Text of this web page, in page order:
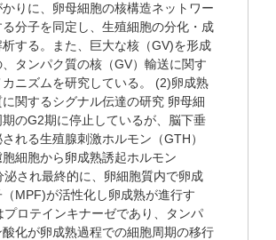
りに、卵母細胞の核構造ネットワー
分子を同定し、生殖細胞の分化・成
する。また、巨大な核（GV)を形成
タンパク質の核（GV）輸送に関す
カニズムを研究している。 (2)卵成熟
関するシグナル伝達の研究 卵母細
期のG2期に停止しているが、脳下垂
れる生殖腺刺激ホルモン（GTH）
細胞から卵成熟誘起ホルモン
泌され最終的に、卵細胞質内で卵成
MPF)が活性化し卵成熟が進行す
プロテインキナーゼであり、タンパ
化が卵成熟過程での細胞周期の移行